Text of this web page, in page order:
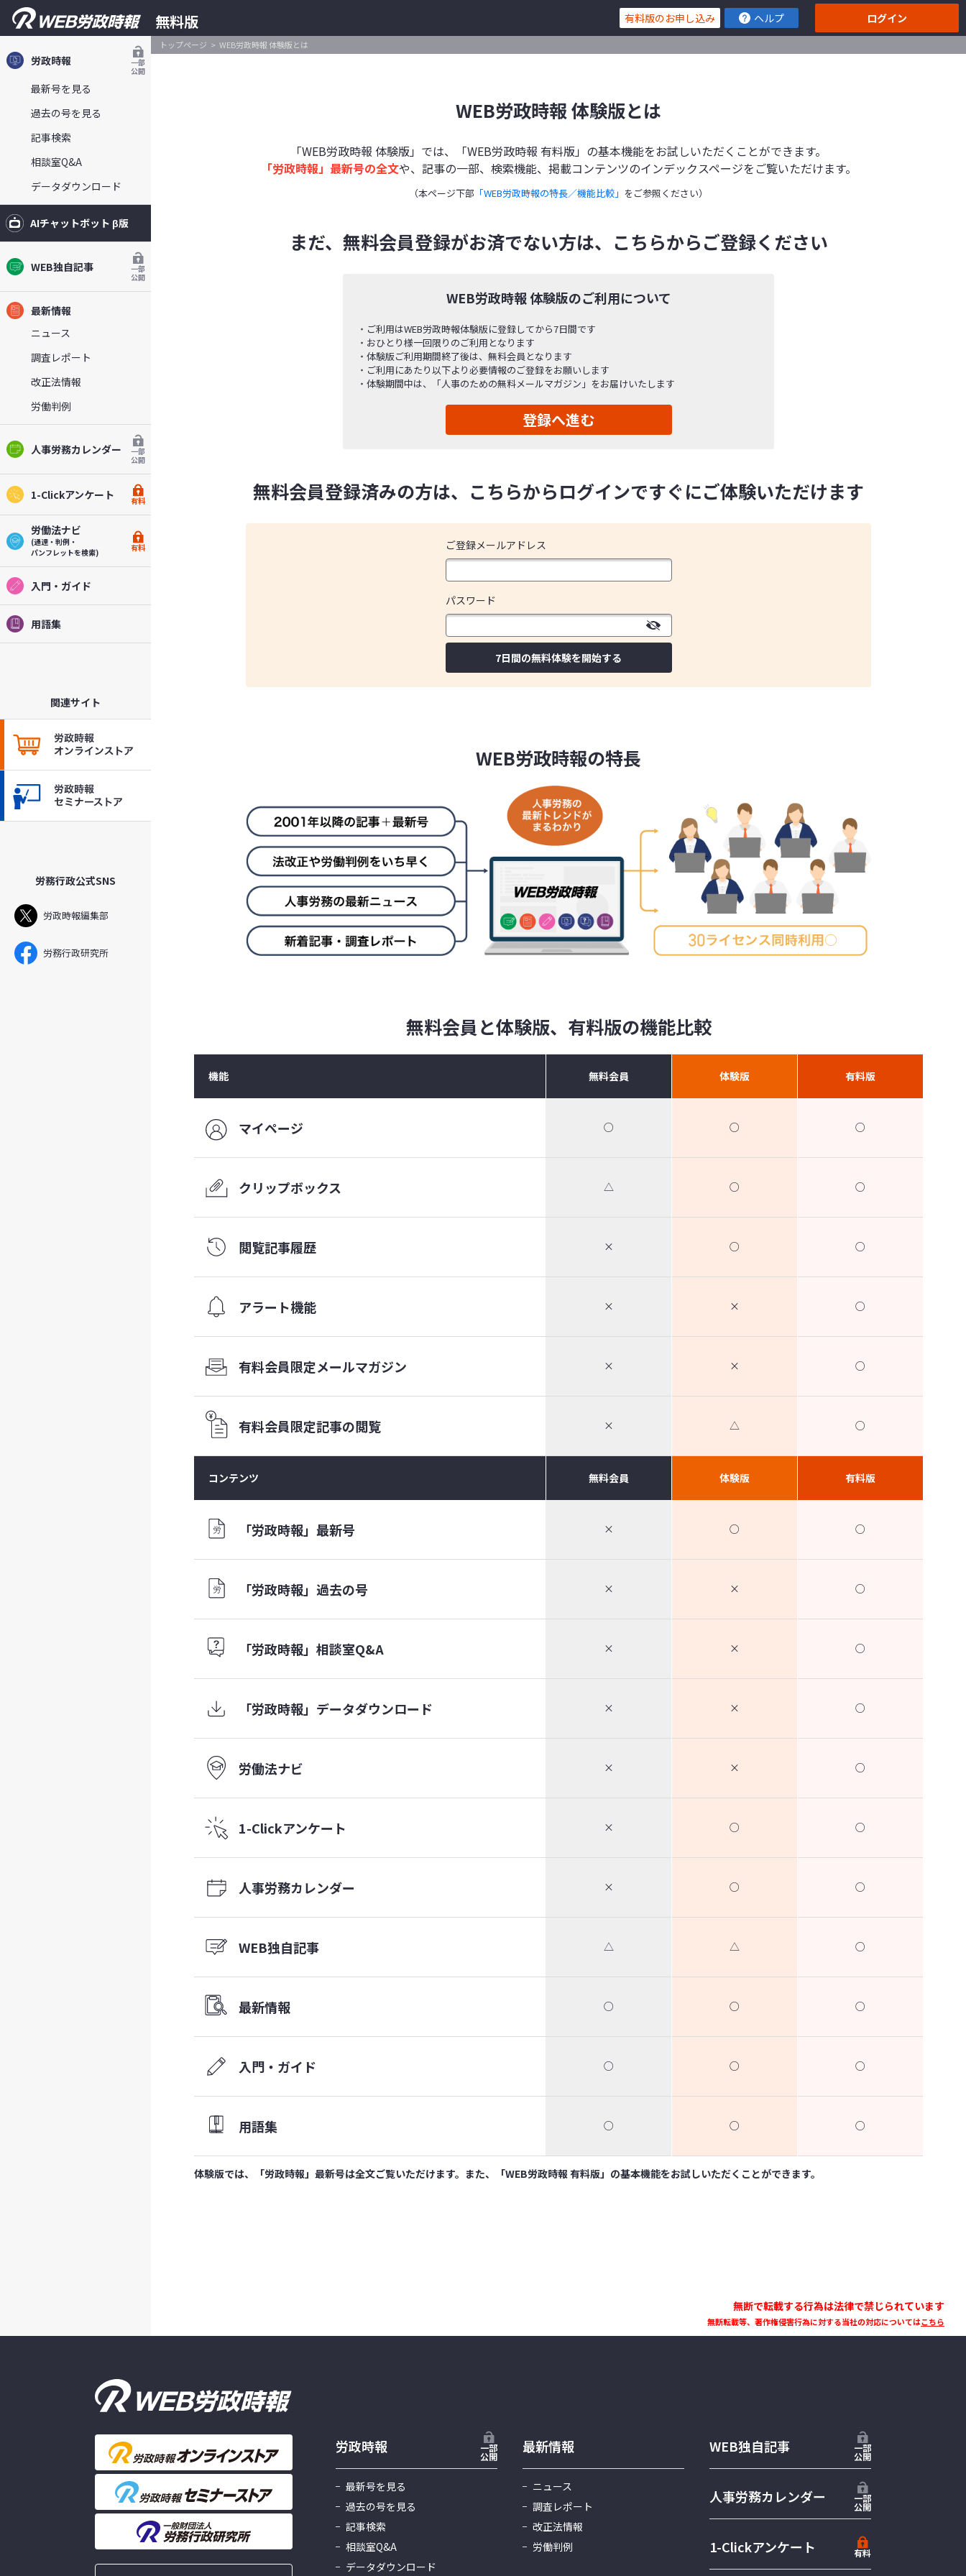
無料版 有料版のお申し込み ヘルプ ログイン
労政時報
一部
公開
最新号を見る
過去の号を見る
記事検索
相談室Q&A
データダウンロード
AIチャットボット β版
WEB独自記事
一部
公開
最新情報
ニュース
調査レポート
改正法情報
労働判例
人事労務カレンダー
一部
公開
1-Clickアンケート 有料
労働法ナビ
(通達・判例・
パンフレットを検索)
有料
入門・ガイド
用語集
関連サイト
労務行政公式SNS
労政時報編集部
労務行政研究所
トップページ WEB労政時報 体験版とは
WEB労政時報 体験版とは
「WEB労政時報 体験版」では、「WEB労政時報 有料版」の基本機能をお試しいただくことができます。
「労政時報」最新号の全文や、記事の一部、検索機能、掲載コンテンツのインデックスページをご覧いただけます。
（本ページ下部 「WEB労政時報の特長／機能比較」 をご参照ください）
まだ、無料会員登録がお済でない方は、こちらからご登録ください
WEB労政時報 体験版のご利用について
ご利用はWEB労政時報体験版に登録してから7日間です
おひとり様一回限りのご利用となります
体験版ご利用期間終了後は、無料会員となります
ご利用にあたり以下より必要情報のご登録をお願いします
体験期間中は、「人事のための無料メールマガジン」をお届けいたします
登録へ進む
無料会員登録済みの方は、こちらからログインですぐにご体験いただけます
ご登録メールアドレス
パスワード
7日間の無料体験を開始する
WEB労政時報の特長
無料会員と体験版、有料版の機能比較
機能 無料会員 体験版 有料版
マイページ ○ ○ ○
クリップボックス △ ○ ○
閲覧記事履歴 × ○ ○
アラート機能 × × ○
有料会員限定メールマガジン × × ○
有料会員限定記事の閲覧 × △ ○
コンテンツ 無料会員 体験版 有料版
「労政時報」 最新号 × ○ ○
「労政時報」 過去の号 × × ○
「労政時報」 相談室Q&A × × ○
「労政時報」 データダウンロード × × ○
労働法ナビ × × ○
1-Clickアンケート × ○ ○
人事労務カレンダー × ○ ○
WEB独自記事 △ △ ○
最新情報 ○ ○ ○
入門・ガイド ○ ○ ○
用語集 ○ ○ ○
体験版では、「労政時報」最新号は全文ご覧いただけます。また、「WEB労政時報 有料版」の基本機能をお試しいただくことができます。
無断で転載する行為は法律で禁じられています
無断転載等、著作権侵害行為に対する当社の対応についてはこちら
労政時報 一部
公開
最新号を見る
過去の号を見る
記事検索
相談室Q&A
データダウンロード
最新情報
ニュース
調査レポート
改正法情報
労働判例
WEB独自記事 一部
公開
人事労務カレンダー 一部
公開
1-Clickアンケート 有料